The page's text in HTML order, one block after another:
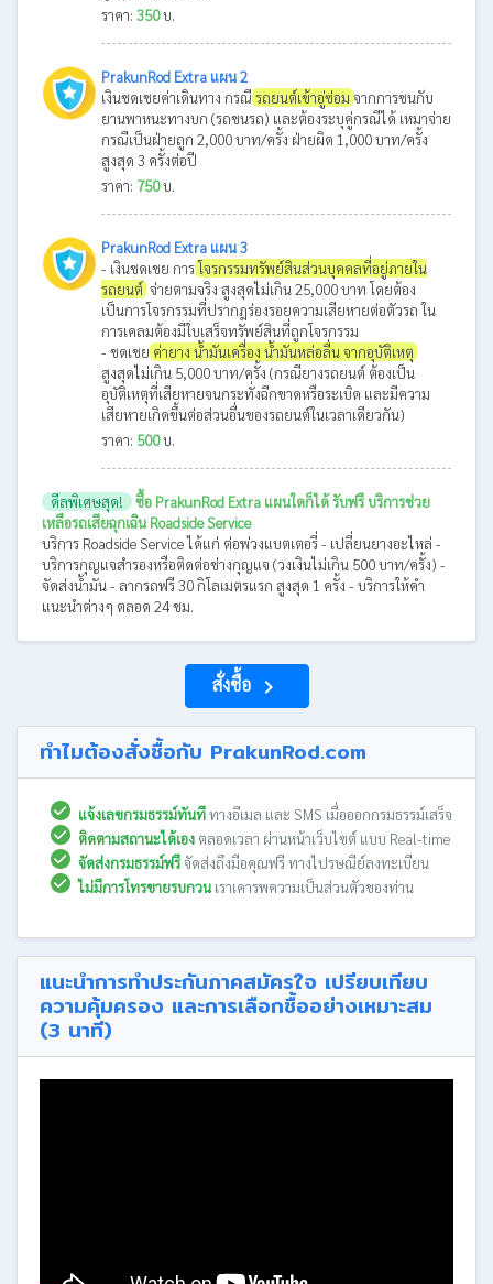
ราคา: 350บ.
PrakunRod Extra แผน 2
เงินชดเชยค่าเดินทาง กรณี รถยนต์เข้าอู่ซ่อม จากการชนกับ
ยานพาหนะทางบก (รถชนรถ) และต้องระบุคู่กรณีได้ เหมาจ่าย
กรณีเป็นฝ่ายถูก 2,000 บาท/ครั้ง ฝ่ายผิด 1,000 บาท/ครั้ง
สูงสุด 3 ครั้งต่อปี
ราคา: 750บ.
PrakunRod Extra แผน 3
- เงินชดเชย การโจรกรรมทรัพย์สินส่วนบุคคลที่อยู่ภายใน
รถยนต์ จ่ายตามจริง สูงสุดไม่เกิน 25,000 บาท โดยต้อง
เป็นการโจรกรรมที่ปรากฎร่องรอยความเสียหายต่อตัวรถ ใน
การเคลมต้องมีใบเสร็จทรัพย์สินที่ถูกโจรกรรม
- ชดเชย ค่ายาง น้ำมันเครื่อง น้ำมันหล่อลื่น จากอุบัติเหตุ
สูงสุดไม่เกิน 5,000 บาท/ครั้ง (กรณียางรถยนต์ ต้องเป็น
อุบัติเหตุที่เสียหายจนกระทั่งฉีกขาดหรือระเบิด และมีความ
เสียหายเกิดขึ้นต่อส่วนอื่นของรถยนต์ในเวลาเดียวกัน)
ราคา: 500บ.
ดีลพิเศษสุด!
ซื้อ PrakunRod Extra แผนใดก็ได้ รับฟรี บริการช่วย
เหลือรถเสียฉุกเฉิน Roadside Service
บริการ Roadside Service ได้แก่ ต่อพ่วงแบตเตอรี่ - เปลี่ยนยางอะไหล่ -
บริการกุญแจสำรองหรือติดต่อช่างกุญแจ (วงเงินไม่เกิน 500 บาท/ครั้ง) -
จัดส่งน้ำมัน - ลากรถฟรี 30 กิโลเมตรแรก สูงสุด 1 ครั้ง - บริการให้คำ
แนะนำต่างๆ ตลอด 24 ชม.
สั่งซื้อ navigate_next
ทำไมต้องสั่งซื้อกับ PrakunRod.com
แจ้งเลขกรมธรรม์ทันทีทางอีเมล และ SMS เมื่อออกกรมธรรม์เสร็จ
ติดตามสถานะได้เอง ตลอดเวลา ผ่านหน้าเว็บไซต์ แบบ Real-time
จัดส่งกรมธรรม์ฟรีจัดส่งถึงมือคุณฟรี ทางไปรษณีย์ลงทะเบียน
ไม่มีการโทรขายรบกวน เราเคารพความเป็นส่วนตัวของท่าน
แนะนำการทำประกันภาคสมัครใจ เปรียบเทียบ
ความคุ้มครอง และการเลือกซื้ออย่างเหมาะสม
(3 นาที)